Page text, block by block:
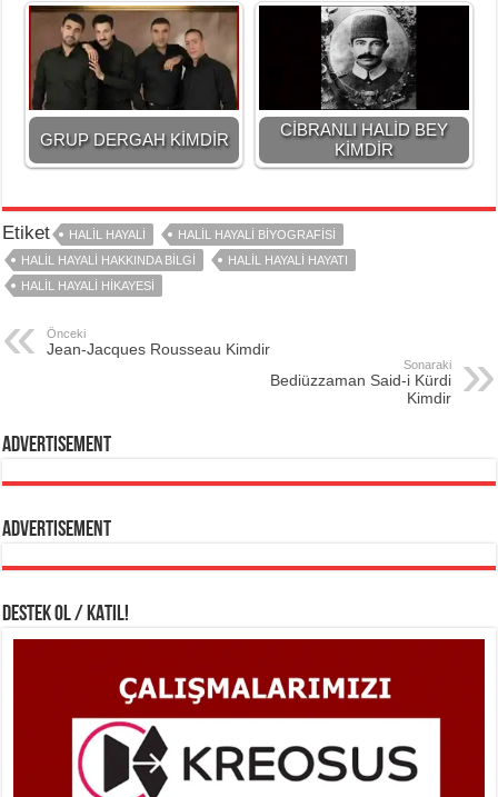
GRUP DERGAH KİMDİR
CİBRANLI HALİD BEY
KİMDİR
Etiket HALIL HAYALI
HALİL HAYALİ BİYOGRAFİSİ
HALIL HAYALI HAKKINDA BILGI
HALİL HAYALİ HAYATI
HALİL HAYALİ HİKAYESİ
Önceki
Jean-Jacques Rousseau Kimdir
Sonaraki
Bediüzzaman Said-i Kürdi
Kimdir
Advertisement
Advertisement
DESTEK OL / KATIL!